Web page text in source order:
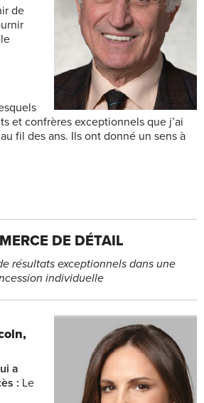
de
et confrères exceptionnels que j’ai
fil des ans. Ils ont donné un sens à
DE DÉTAIL
résultats exceptionnels dans une
individuelle
a
: Le